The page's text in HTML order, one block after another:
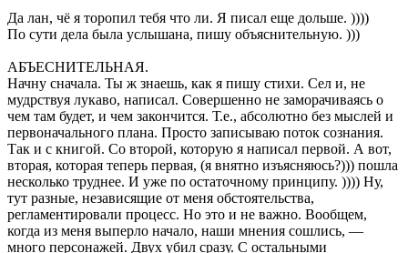
Да лан, чё я торопил тебя что ли. Я писал еще дольше. ))))
По сути дела была услышана, пишу объяснительную. )))
АБЪЕСНИТЕЛЬНАЯ.
Начну сначала. Ты ж знаешь, как я пишу стихи. Сел и, не
мудрствуя лукаво, написал. Совершенно не заморачиваясь о
чем там будет, и чем закончится. Т.е., абсолютно без мыслей и
первоначального плана. Просто записываю поток сознания.
Так и с книгой. Со второй, которую я написал первой. А вот,
вторая, которая теперь первая, (я внятно изъясняюсь?))) пошла
несколько труднее. И уже по остаточному принципу. )))) Ну,
тут разные, независящие от меня обстоятельства,
регламентировали процесс. Но это и не важно. Вообщем,
когда из меня выперло начало, наши мнения сошлись, —
много персонажей. Двух убил сразу. С остальными